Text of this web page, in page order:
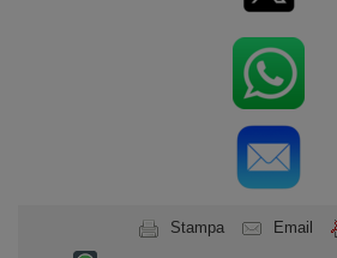
Stampa Email